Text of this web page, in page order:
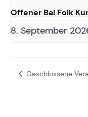
Offener Bal Folk
8. September
Geschlossene